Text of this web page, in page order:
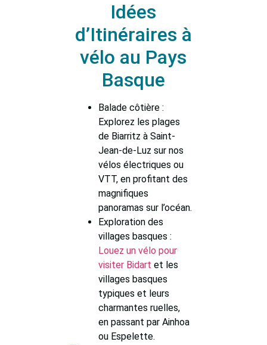
Idées
d’Itinéraires à
vélo au Pays
Basque
Balade côtière :
Explorez les plages
de Biarritz à Saint-
Jean-de-Luz sur nos
vélos électriques ou
VTT, en profitant des
magnifiques
panoramas sur l’océan.
Exploration des
villages basques :
Louez un vélo pour
visiter Bidart et les
villages basques
typiques et leurs
charmantes ruelles,
en passant par Ainhoa
ou Espelette.